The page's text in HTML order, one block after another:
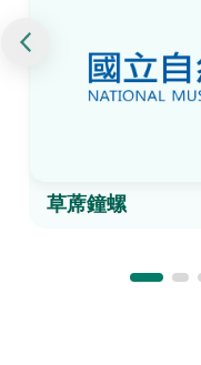
草蓆鐘螺